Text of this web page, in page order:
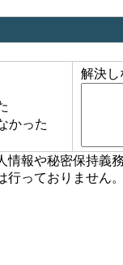
かった
解決し
情報や秘密保持義
行っておりません